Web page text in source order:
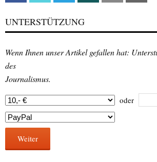
UNTERSTÜTZUNG
Wenn Ihnen unser Artikel gefallen hat:
des
Journalismus.
oder
Weiter